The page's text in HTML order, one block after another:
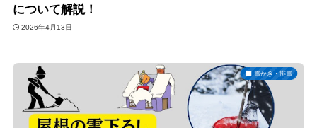
について解説！
2026年4月13日
雪かき・排雪